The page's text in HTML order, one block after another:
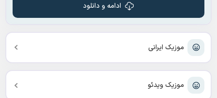
موزیک ایرانی
موزیک ویدئو
ادامه و دانلود